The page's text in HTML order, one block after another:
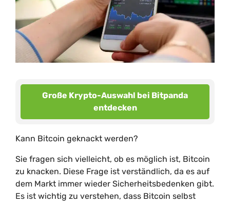
Große Krypto-Auswahl bei Bitpanda
entdecken
Kann Bitcoin geknackt werden?
Sie fragen sich vielleicht, ob es möglich ist, Bitcoin
zu knacken. Diese Frage ist verständlich, da es auf
dem Markt immer wieder Sicherheitsbedenken gibt.
Es ist wichtig zu verstehen, dass Bitcoin selbst